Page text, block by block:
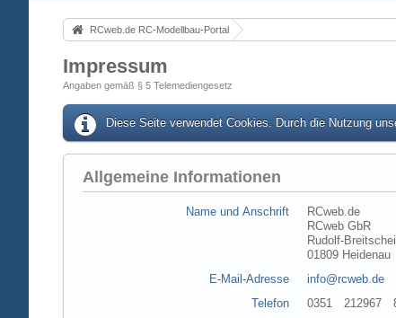
RCweb.de RC-Modellbau-Portal
Impressum
Angaben gemäß § 5 Telemediengesetz
Diese Seite verwendet Cookies. Durch die Nutzung
Allgemeine Informationen
Name und Anschrift
RCweb.de
RCweb GbR
Rudolf-
01809 Heidenau
E-Mail-Adresse
info@rcweb.de
Telefon
0351 212967